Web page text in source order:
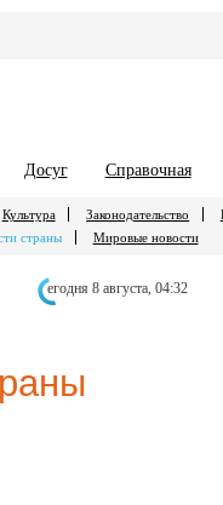
Досуг Справочная
Культура Законодательство
страны Мировые новости
егодня 8 августа, 04:32